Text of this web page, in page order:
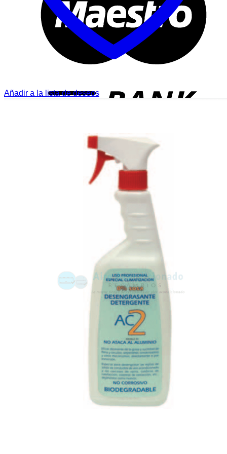
Añadir a la lista de deseos